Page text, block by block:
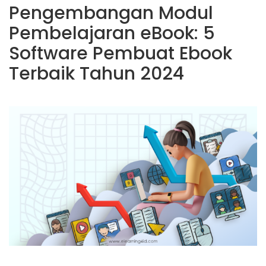
Pengembangan Modul
Pembelajaran eBook: 5
Software Pembuat Ebook
Terbaik Tahun 2024